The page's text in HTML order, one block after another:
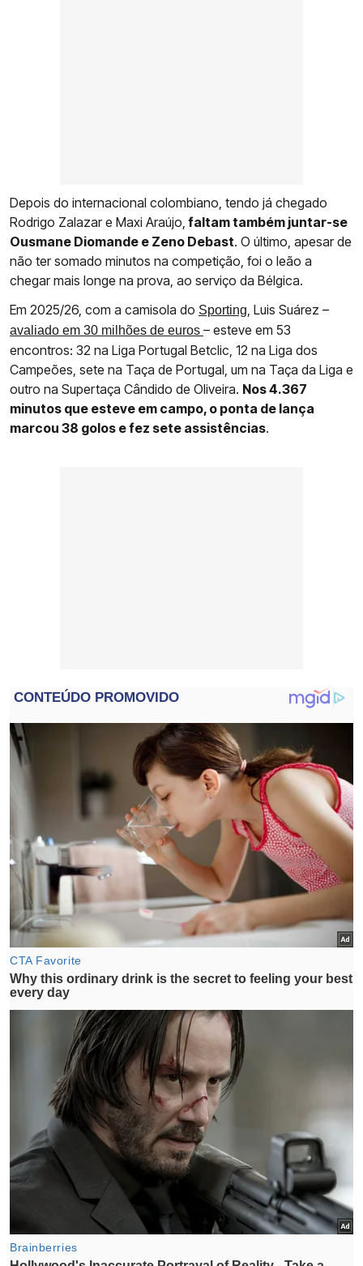
Depois do internacional colombiano, tendo já chegado
Rodrigo Zalazar e Maxi Araújo, faltam também juntar-se
Ousmane Diomande e Zeno Debast. O último, apesar de
não ter somado minutos na competição, foi o leão a
chegar mais longe na prova, ao serviço da Bélgica.
Em 2025/26, com a camisola do Sporting , Luis Suárez –
avaliado em 30 milhões de euros – esteve em 53
encontros: 32 na Liga Portugal Betclic, 12 na Liga dos
Campeões, sete na Taça de Portugal, um na Taça da Liga e
outro na Supertaça Cândido de Oliveira. Nos 4.367
minutos que esteve em campo, o ponta de lança
marcou 38 golos e fez sete assistências.